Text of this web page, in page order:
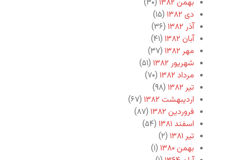
بهمن ۱۳۸۲
(۳۰)
دی ۱۳۸۲
(۱۵)
آذر ۱۳۸۲
(۳۶)
آبان ۱۳۸۲
(۴۱)
مهر ۱۳۸۲
(۳۷)
شهریور ۱۳۸۲
(۵۱)
مرداد ۱۳۸۲
(۷۰)
تیر ۱۳۸۲
(۹۸)
اردیبهشت ۱۳۸۲
(۶۷)
فروردین ۱۳۸۲
(۸۷)
اسفند ۱۳۸۱
(۵۴)
تیر ۱۳۸۱
(۲)
بهمن ۱۳۸۰
(۱)